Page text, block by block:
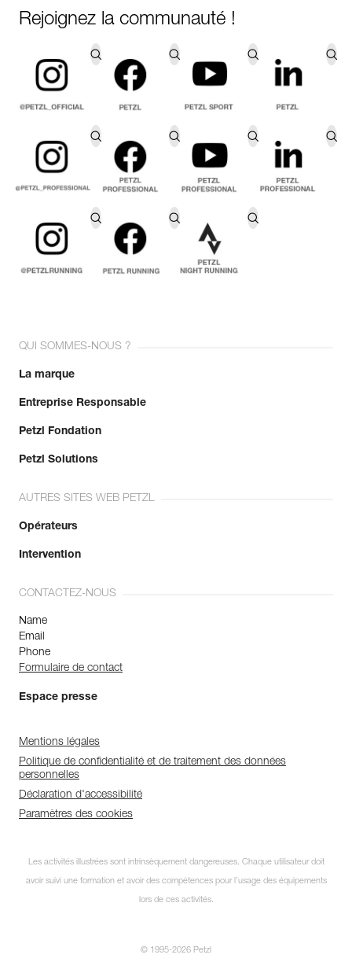
Rejoignez la communauté !
QUI SOMMES-NOUS ?
La marque
Entreprise Responsable
Petzl Fondation
Petzl Solutions
AUTRES SITES WEB PETZL
Opérateurs
Intervention
CONTACTEZ-NOUS
Name
Email
Phone
Formulaire de contact
Espace presse
Mentions légales
Politique de confidentialité et de traitement des données
personnelles
Déclaration d'accessibilité
Paramètres des cookies
Les activités illustrées sont intrinsèquement dangereuses. Chaque utilisateur doit
avoir suivi une formation et avoir des compétences pour l’usage des équipements
lors de ces activités.
© 1995-2026 Petzl